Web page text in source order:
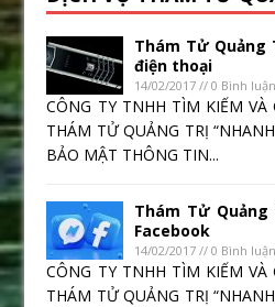
Thám Tử Quảng
điện thoại
14/02/2017 // 0 Bình luận
CÔNG TY TNHH TÌM KIẾM VÀ
THÁM TỬ QUẢNG TRỊ “NHANH
BẢO MẬT THÔNG TIN...
Thám Tử
Facebook
14/02/2017 // 0 Bình luận
CÔNG TY TNHH TÌM KIẾM VÀ
THÁM TỬ QUẢNG TRỊ “NHANH